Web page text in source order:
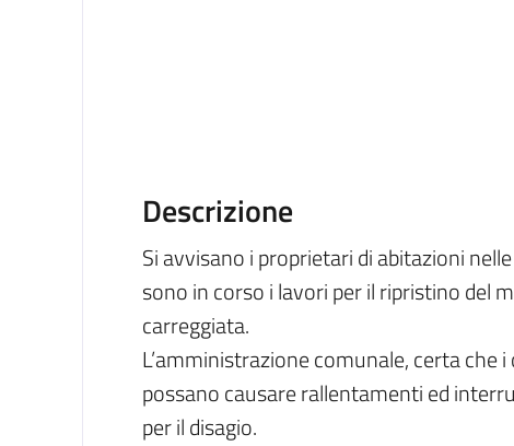
Descrizione
Si avvisano i proprietari di abitazioni
sono in corso i lavori per il ripristino del
carreggiata.
L’amministrazione comunale, certa che
possano causare rallentamenti ed
per il disagio.